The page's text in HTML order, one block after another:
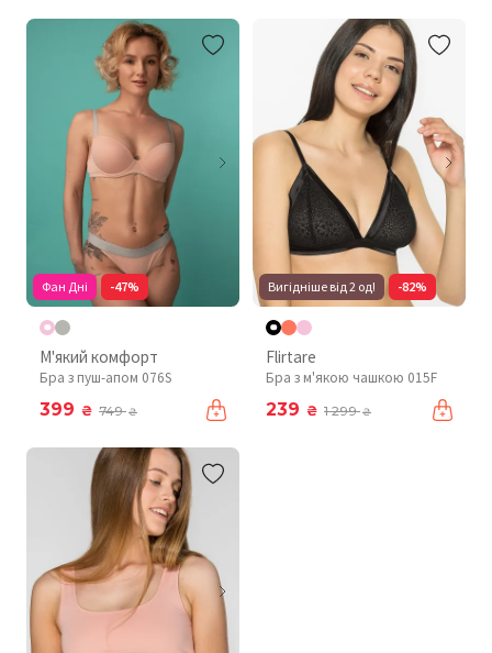
Фан Дні -47%
М'який комфорт
Бра з пуш-апом 076S
399 ₴ 749₴
Вигідніше від 2 од! -82%
Flirtare
Бра з м'якою чашкою 015F
239 ₴ 1 299₴